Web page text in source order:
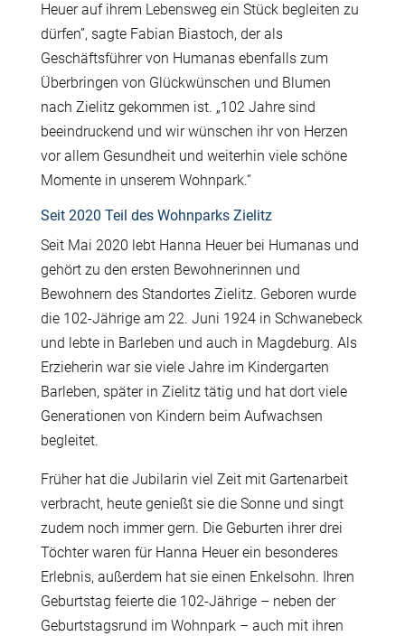
Heuer auf ihrem Lebensweg ein Stück begleiten zu
dürfen”, sagte Fabian Biastoch, der als
Geschäftsführer von Humanas ebenfalls zum
Überbringen von Glückwünschen und Blumen
nach Zielitz gekommen ist. „102 Jahre sind
beeindruckend und wir wünschen ihr von Herzen
vor allem Gesundheit und weiterhin viele schöne
Momente in unserem Wohnpark.“
Seit 2020 Teil des Wohnparks Zielitz
Seit Mai 2020 lebt Hanna Heuer bei Humanas und
gehört zu den ersten Bewohnerinnen und
Bewohnern des Standortes Zielitz. Geboren wurde
die 102-Jährige am 22. Juni 1924 in Schwanebeck
und lebte in Barleben und auch in Magdeburg. Als
Erzieherin war sie viele Jahre im Kindergarten
Barleben, später in Zielitz tätig und hat dort viele
Generationen von Kindern beim Aufwachsen
begleitet.
Früher hat die Jubilarin viel Zeit mit Gartenarbeit
verbracht, heute genießt sie die Sonne und singt
zudem noch immer gern. Die Geburten ihrer drei
Töchter waren für Hanna Heuer ein besonderes
Erlebnis, außerdem hat sie einen Enkelsohn. Ihren
Geburtstag feierte die 102-Jährige – neben der
Geburtstagsrund im Wohnpark – auch mit ihren